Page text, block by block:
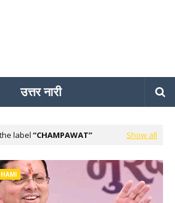
उत्तर नारी
label CHAMPAWAT Show all